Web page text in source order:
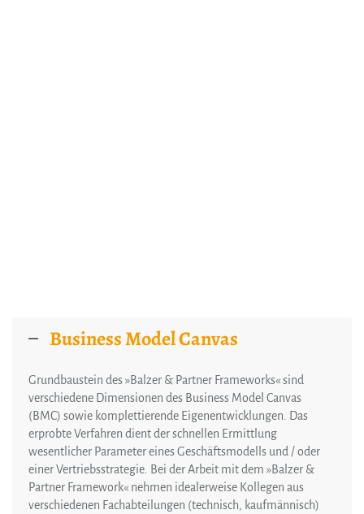
Business Model Canvas
Grundbaustein des »Balzer & Partner Frameworks« sind
verschiedene Dimensionen des Business Model Canvas
(BMC) sowie komplettierende Eigenentwicklungen. Das
erprobte Verfahren dient der schnellen Ermittlung
wesentlicher Parameter eines Geschäftsmodells und / oder
einer Vertriebsstrategie. Bei der Arbeit mit dem »Balzer &
Partner Framework« nehmen idealerweise Kollegen aus
verschiedenen Fachabteilungen (technisch, kaufmännisch)